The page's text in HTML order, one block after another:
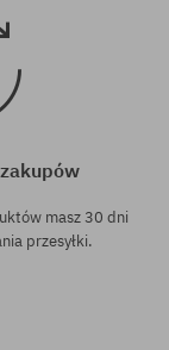
masz 30 dni
przesyłki.